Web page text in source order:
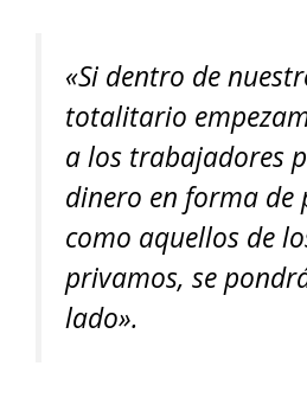
«Si dentro de
totalitario
a los trabajadores
dinero en forma de
como aquellos de
privamos, se
lado».